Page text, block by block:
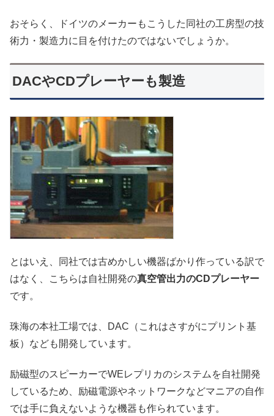
おそらく、ドイツのメーカーもこうした同社の工房型の技
術力・製造力に目を付けたのではないでしょうか。
DACやCDプレーヤーも製造
とはいえ、同社では古めかしい機器ばかり作っている訳で
はなく、こちらは自社開発の真空管出力のCDプレーヤー
です。
珠海の本社工場では、DAC（これはさすがにプリント基
板）なども開発しています。
励磁型のスピーカーでWEレプリカのシステムを自社開発
しているため、励磁電源やネットワークなどマニアの自作
では手に負えないような機器も作られています。